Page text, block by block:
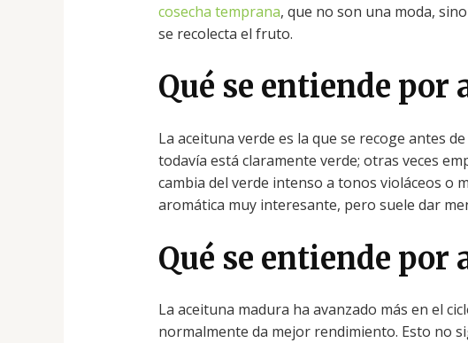
cosecha temprana, que no son una moda,
se recolecta el fruto.
Qué se entiende por
La aceituna verde es la que se recoge antes
todavía está claramente verde; otras veces
cambia del verde intenso a tonos violáceos o
aromática muy interesante, pero suele dar
Qué se entiende por
La aceituna madura ha avanzado más en el
normalmente da mejor rendimiento. Esto no